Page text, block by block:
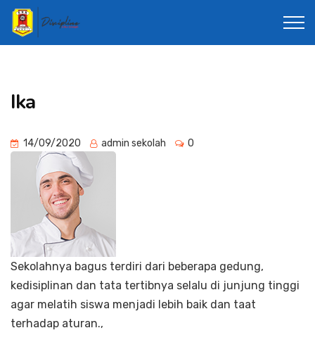
Ika
14/09/2020 admin sekolah 0
Sekolahnya bagus terdiri dari beberapa gedung,
kedisiplinan dan tata tertibnya selalu di junjung tinggi
agar melatih siswa menjadi lebih baik dan taat
terhadap aturan.,